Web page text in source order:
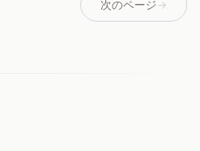
次のページ→